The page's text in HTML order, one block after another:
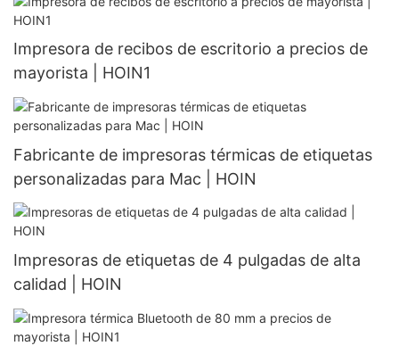
Impresora de recibos de escritorio a precios de
mayorista | HOIN1
Fabricante de impresoras térmicas de etiquetas
personalizadas para Mac | HOIN
Impresoras de etiquetas de 4 pulgadas de alta
calidad | HOIN